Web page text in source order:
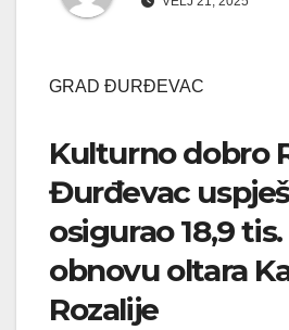
GRAD ĐURĐEVAC
Kulturno dobro
Đurđevac
osigurao 18,9
obnovu oltara
Rozalije